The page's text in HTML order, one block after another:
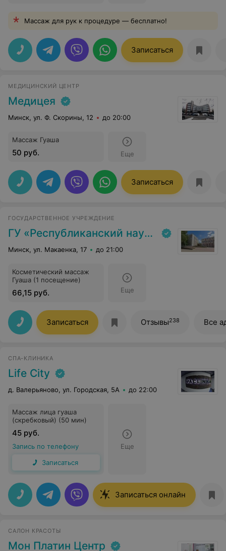
Массаж для рук к процедуре — бесплатно!
Записаться
МЕДИЦИНСКИЙ ЦЕНТР
Медицея
Минск, ул. Ф. Скорины, 12 до 20:00
Массаж Гуаша
50 руб. Еще
Записаться
ГОСУДАРСТВЕННОЕ УЧРЕЖДЕНИЕ
ГУ «Республиканский научно-практический центр медицинской экспертизы и реабилитаци»
Минск, ул. Макаенка, 17 до 21:00
Косметический массаж
Гуаша (1 посещение)
66,15 руб. Еще
Записаться Отзывы238 Все
СПА-КЛИНИКА
Life City
д. Валерьяново, ул. Городская, 5А до 22:00
Массаж лица гуаша
(скребковый) (50 мин)
45 руб.
Запись по телефону
Записаться
Еще
Записаться онлайн
САЛОН КРАСОТЫ
Мон Платин Центр